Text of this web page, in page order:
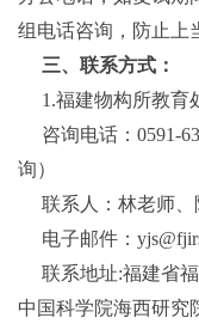
组电话咨询，防止上
三、联系方式：
1.福建物构所教育
咨询电话：0591-
询）
联系人：林老师、
电子邮件：
联系地址:福建省
中国科学院海西研究